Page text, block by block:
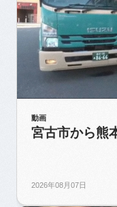
動画
宮古市から熊
2026年08月07日